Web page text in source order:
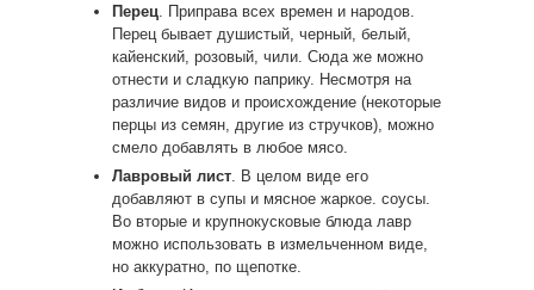
Перец . Приправа всех времен и народов.
Перец бывает душистый, черный, белый,
кайенский, розовый, чили. Сюда же можно
отнести и сладкую паприку. Несмотря на
различие видов и происхождение (некоторые
перцы из семян, другие из стручков), можно
смело добавлять в любое мясо.
Лавровый лист . В целом виде его
добавляют в супы и мясное жаркое. соусы.
Во вторые и крупнокусковые блюда лавр
можно использовать в измельченном виде,
но аккуратно, по щепотке.